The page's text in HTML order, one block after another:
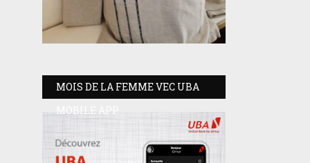
MOIS DE LA FEMME VEC UBA
MOBILE APP